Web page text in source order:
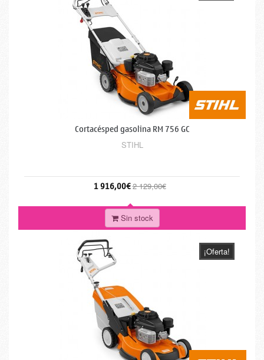
Cortacésped gasolina RM 756 GC
STIHL
1 916,00€2 129,00€
Sin stock
¡Oferta!